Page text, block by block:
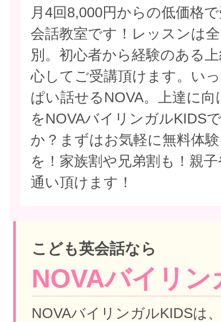
月4回8,000円からの低価格
会話教室です！レッスンは
別。初心者から経験のある
心してご受講頂けます。い
ぱい話せるNOVA。上達に
をNOVAバイリンガルKIDS
か？まずはお気軽に無料体
を！家族割や兄弟割も！親
通い頂けます！
こども英会話なら
NOVAバイリン
NOVAバイリンガルKIDSは